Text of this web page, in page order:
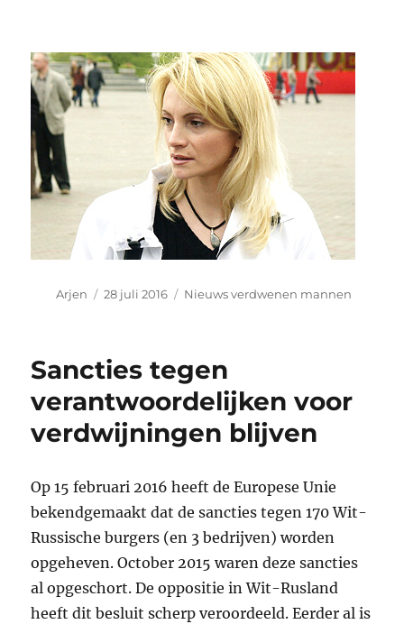
Auteur
Arjen
Geplaatst
28 juli 2016 Categorieën
Nieuws verdwenen mannen
Sancties tegen
verantwoordelijken voor
verdwijningen blijven
Op 15 februari 2016 heeft de Europese Unie
bekendgemaakt dat de sancties tegen 170 Wit-
Russische burgers (en 3 bedrijven) worden
opgeheven. October 2015 waren deze sancties
al opgeschort. De oppositie in Wit-Rusland
heeft dit besluit scherp veroordeeld. Eerder al is